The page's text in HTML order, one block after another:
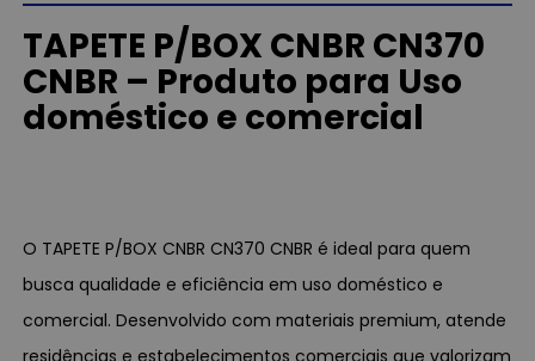
TAPETE P/BOX CNBR CN370
CNBR – Produto para Uso
doméstico e comercial
O TAPETE P/BOX CNBR CN370 CNBR é ideal para quem
busca qualidade e eficiência em uso doméstico e
comercial. Desenvolvido com materiais premium, atende
residências e estabelecimentos comerciais que valorizam